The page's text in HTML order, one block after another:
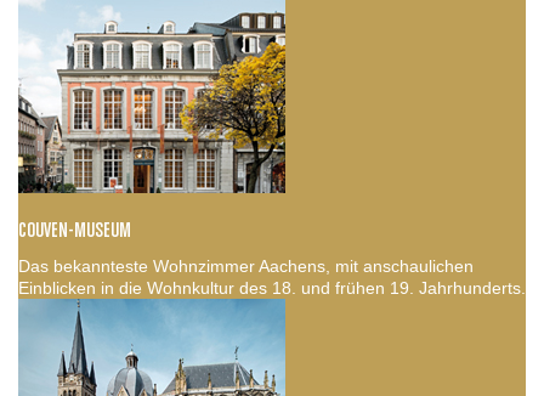
COUVEN-MUSEUM
Das bekannteste Wohnzimmer Aachens, mit anschaulichen
Einblicken in die Wohnkultur des 18. und frühen 19. Jahrhunderts.